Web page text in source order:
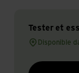
Tester et
Disponible